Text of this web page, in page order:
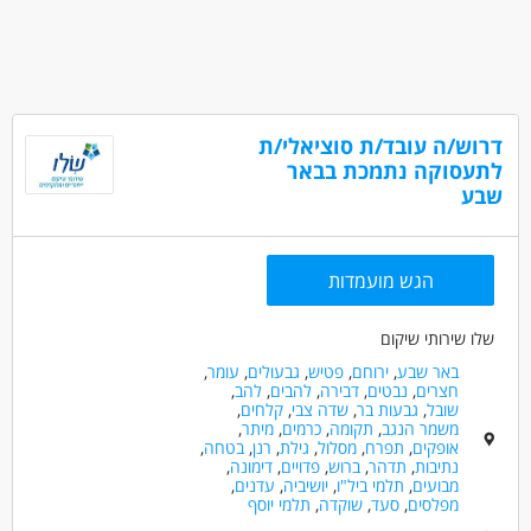
דרוש/ה עובד/ת סוציאלי/ת
לתעסוקה נתמכת בבאר
שבע
הגש מועמדות
שלו שירותי שיקום
באר שבע,ירוחם,פטיש, גבעולים, עומר,
חצרים, נבטים,דבירה,להבים,להב,
שובל, גבעות בר,שדה צבי,קלחים,
משמר הנגב, תקומה,כרמים,מיתר,
אופקים, תפרח,מסלול, גילת, רנן,בטחה,
נתיבות, תדהר,ברוש,פדויים,דימונה,
מבועים, תלמי ביל"ו,יושיביה, עדנים,
מפלסים,סעד,שוקדה, תלמי יוסף